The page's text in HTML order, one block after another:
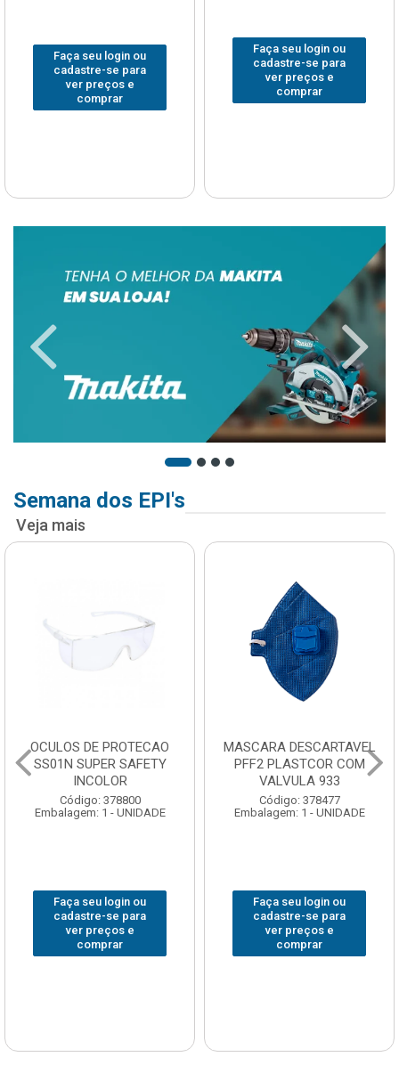
Faça seu login ou
cadastre-se para
ver preços e
comprar
Faça seu login ou
cadastre-se para
ver preços e
comprar
Semana dos EPI's
Veja mais
OCULOS DE PROTECAO
SS01N SUPER SAFETY
INCOLOR
Código: 378800
Embalagem: 1 - UNIDADE
Faça seu login ou
cadastre-se para
ver preços e
comprar
MASCARA DESCARTAVEL
PFF2 PLASTCOR COM
VALVULA 933
Código: 378477
Embalagem: 1 - UNIDADE
Faça seu login ou
cadastre-se para
ver preços e
comprar